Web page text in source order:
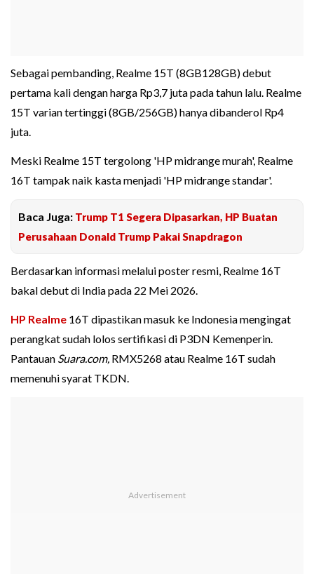
Sebagai pembanding, Realme 15T (8GB128GB) debut
pertama kali dengan harga Rp3,7 juta pada tahun lalu. Realme
15T varian tertinggi (8GB/256GB) hanya dibanderol Rp4
juta.
Meski Realme 15T tergolong 'HP midrange murah', Realme
16T tampak naik kasta menjadi 'HP midrange standar'.
Baca Juga: Trump T1 Segera Dipasarkan, HP Buatan
Perusahaan Donald Trump Pakai Snapdragon
Berdasarkan informasi melalui poster resmi, Realme 16T
bakal debut di India pada 22 Mei 2026.
HP Realme 16T dipastikan masuk ke Indonesia mengingat
perangkat sudah lolos sertifikasi di P3DN Kemenperin.
Pantauan Suara.com, RMX5268 atau Realme 16T sudah
memenuhi syarat TKDN.